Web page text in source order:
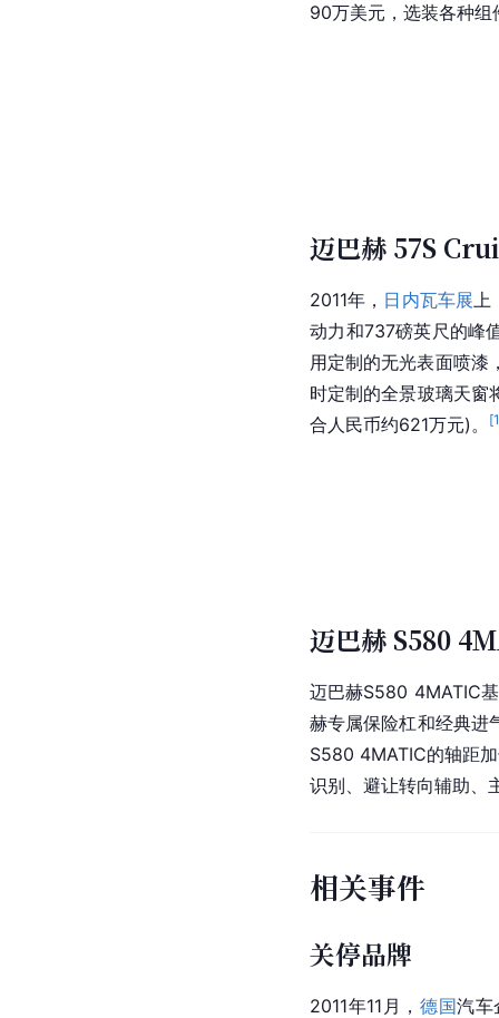
90万美元，选装各种
迈巴赫 57S
2011年， 日内瓦车展上
动力和737磅英尺的峰
用定制的无光表面喷漆
时定制的全景玻璃天
合人民币约621万元)。
[
迈巴赫 S580
迈巴赫S580 4MATIC
赫专属保险杠和经典进
S580 4MATIC的轴距
识别、避让转向辅助、
相关事件
关停品牌
2011年11月，德国汽车